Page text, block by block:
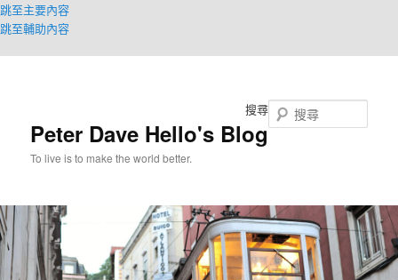
跳至主要內容
跳至輔助內容
Peter Dave Hello's Blog
To live is to make the world better.
搜尋